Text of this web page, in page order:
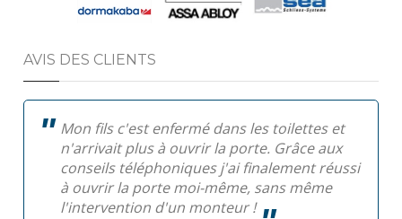
AVIS DES CLIENTS
Mon fils c'est enfermé dans les toilettes et
n'arrivait plus à ouvrir la porte. Grâce aux
conseils téléphoniques j'ai finalement réussi
à ouvrir la porte moi-même, sans même
l'intervention d'un monteur !